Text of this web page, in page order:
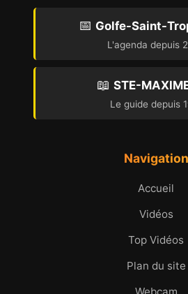
📅 Golfe-Saint-
L'agenda depuis
📖 STE-
Le guide depuis
Navigation
Accueil
Vidéos
Top Vidéos
Plan du site